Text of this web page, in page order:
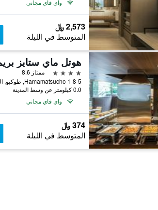
واي فاي مجاني
2,573 ﷼
المتوسط في الليلة
4 نجوم
ممتاز 8.6
1-8-5 Hamamatsucho, طوكيو, اليابان
0.0 كيلومتر عن وسط المدينة
واي فاي مجاني
374 ﷼
المتوسط في الليلة